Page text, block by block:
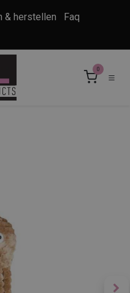
& herstellen
Faq
0